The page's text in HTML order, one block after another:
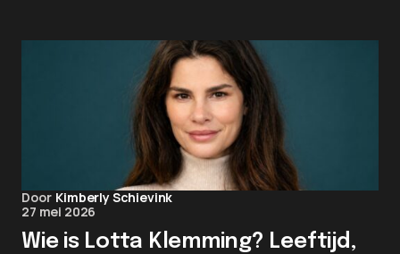
Door Kimberly Schievink
27 mei 2026
Wie is Lotta Klemming? Leeftijd,